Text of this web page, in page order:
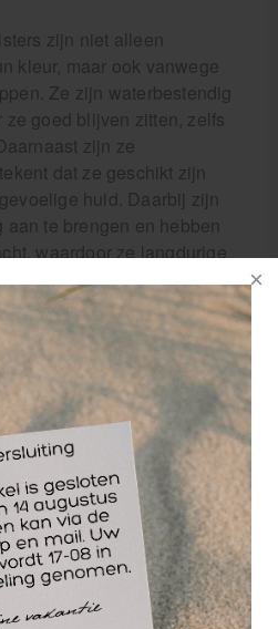
zijn niet alleen
kleur, maar ook vanwege
Ze zijn waterbestendig
goed blijven zitten, zelfs
zijn ze
dat ze geschikt zijn
huid. Daarbij zijn
te brengen en hebben
waardoor ze langdurige
snel herstel.
zijn de ideale keuze voor
Ze voldoen aan de
opvallend blauw gekleurd
zoals
hypoallergeenheid.
wondpleister assorti
plastic zakje. De 15
in 3 maten pleisters
en 3.8 x 7.2 cm). Per